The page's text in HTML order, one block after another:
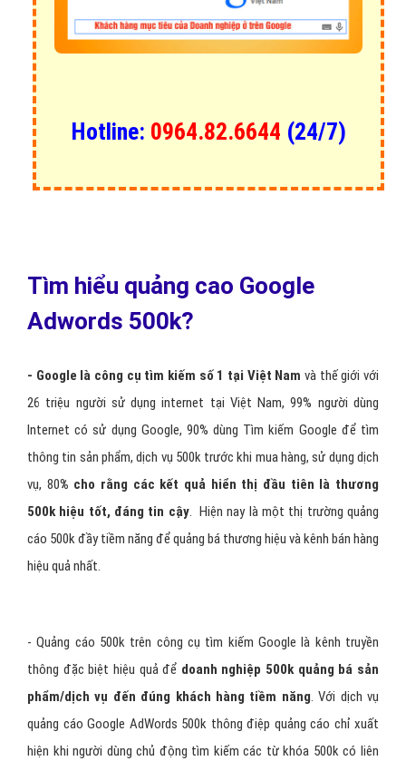
Hotline: 0964.82.6644 (24/7)
Tìm hiểu quảng cao Google
Adwords 500k?
- Google là công cụ tìm kiếm số 1 tại Việt Nam và thế giới với
26 triệu người sử dụng internet tại Việt Nam, 99% người dùng
Internet có sử dụng Google, 90% dùng Tìm kiếm Google để tìm
thông tin sản phẩm, dịch vụ 500k trước khi mua hàng, sử dụng dịch
vụ, 80% cho rằng các kết quả hiển thị đầu tiên là thương
500k hiệu tốt, đáng tin cậy. Hiện nay là một thị trường quảng
cáo 500k đầy tiềm năng để quảng bá thương hiệu và kênh bán hàng
hiệu quả nhất.
- Quảng cáo 500k trên công cụ tìm kiếm Google là kênh truyền
thông đặc biệt hiệu quả để doanh nghiệp 500k quảng bá sản
phẩm/dịch vụ đến đúng khách hàng tiềm năng. Với dịch vụ
quảng cáo Google AdWords 500k thông điệp quảng cáo chỉ xuất
hiện khi người dùng chủ động tìm kiếm các từ khóa 500k có liên